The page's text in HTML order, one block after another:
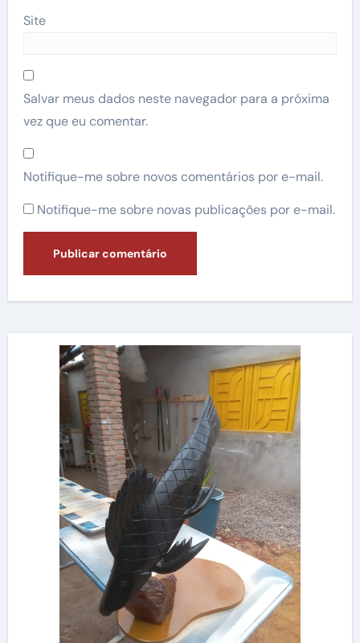
Site
Salvar meus dados neste navegador para a próxima
vez que eu comentar.
Notifique-me sobre novos comentários por e-mail.
Notifique-me sobre novas publicações por e-mail.